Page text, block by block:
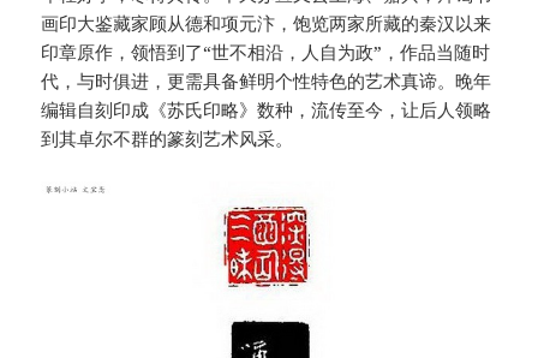
画印大鉴藏家顾从德和项元汴，饱览两家所藏的秦汉以来
印章原作，领悟到了“世不相沿，人自为政”，作品当随时
代，与时俱进，更需具备鲜明个性特色的艺术真谛。晚年
编辑自刻印成《苏氏印略》数种，流传至今，让后人领略
到其卓尔不群的篆刻艺术风采。